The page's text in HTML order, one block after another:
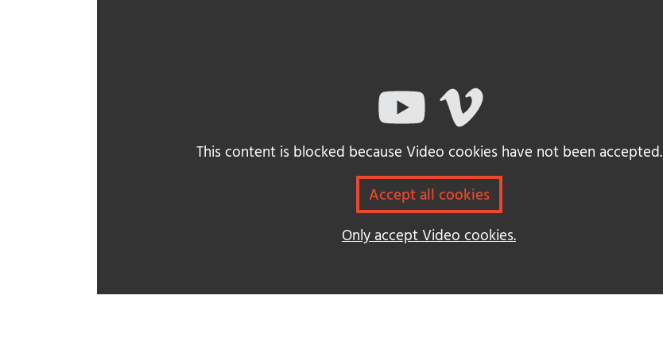
This content is blocked because Video cookies have not been accepted.
Accept all cookies
Only accept Video cookies.